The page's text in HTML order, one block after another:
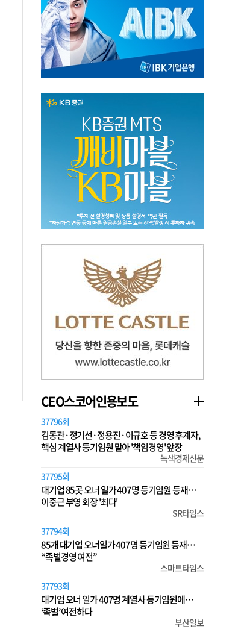
CEO스코어인용보도
37796회
김동관·정기선·정용진·이규호 등 경영 후계자,
핵심 계열사 등기임원 맡아 '책임경영' 앞장
녹색경제신문
37795회
대기업 85곳 오너 일가 407명 등기임원 등재…
이중근 부영 회장 '최다'
SR타임스
37794회
85개 대기업 오너일가 407명 등기임원 등재…
“족벌경영 여전”
스마트타임스
37793회
대기업 오너 일가 407명 계열사 등기임원에…
‘족벌’ 여전하다
부산일보